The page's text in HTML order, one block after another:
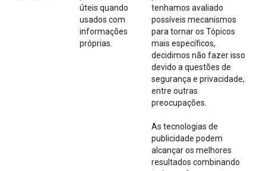
úteis quando
usados com
informações
próprias.
tenhamos avaliado
possíveis mecanismos
para tornar os Tópicos
mais específicos,
decidimos não fazer isso
devido a questões de
segurança e privacidade,
entre outras
preocupações.
As tecnologias de
publicidade podem
alcançar os melhores
resultados combinando